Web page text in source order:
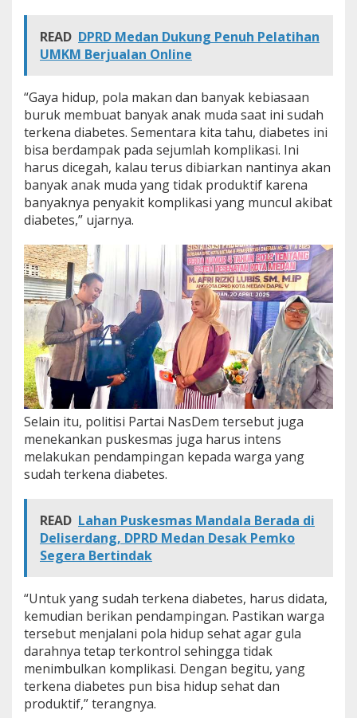
READ DPRD Medan Dukung Penuh Pelatihan
UMKM Berjualan Online
“Gaya hidup, pola makan dan banyak kebiasaan
buruk membuat banyak anak muda saat ini sudah
terkena diabetes. Sementara kita tahu, diabetes ini
bisa berdampak pada sejumlah komplikasi. Ini
harus dicegah, kalau terus dibiarkan nantinya akan
banyak anak muda yang tidak produktif karena
banyaknya penyakit komplikasi yang muncul akibat
diabetes,” ujarnya.
Selain itu, politisi Partai NasDem tersebut juga
menekankan puskesmas juga harus intens
melakukan pendampingan kepada warga yang
sudah terkena diabetes.
READ Lahan Puskesmas Mandala Berada di
Deliserdang, DPRD Medan Desak Pemko
Segera Bertindak
“Untuk yang sudah terkena diabetes, harus didata,
kemudian berikan pendampingan. Pastikan warga
tersebut menjalani pola hidup sehat agar gula
darahnya tetap terkontrol sehingga tidak
menimbulkan komplikasi. Dengan begitu, yang
terkena diabetes pun bisa hidup sehat dan
produktif,” terangnya.